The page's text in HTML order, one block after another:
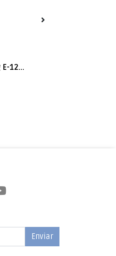
Marcador fibra Edding E-1200 Verde fluor
Enviar